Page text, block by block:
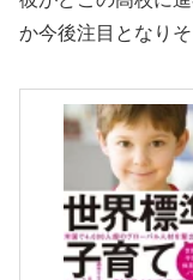
か今後注目となりそ